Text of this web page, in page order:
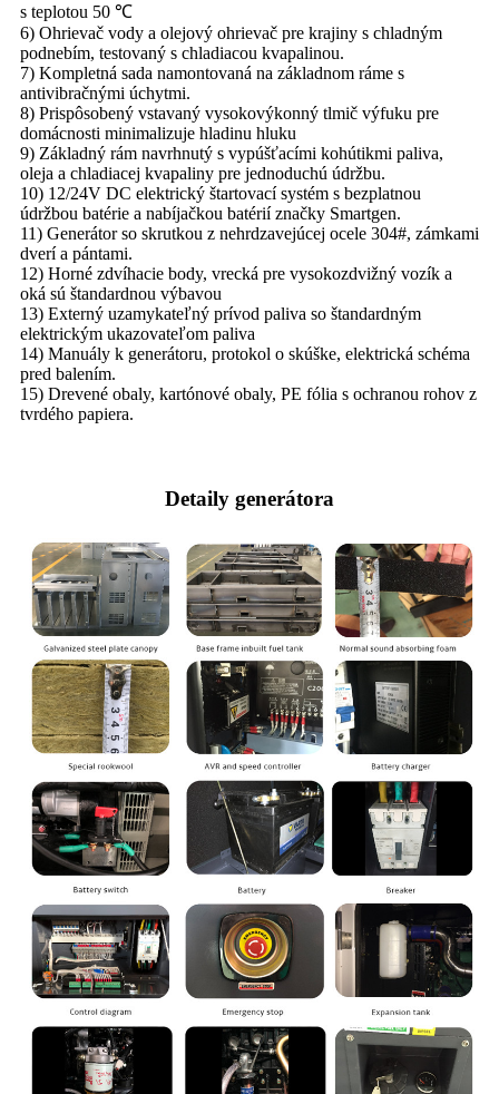
s teplotou 50 ℃
6) Ohrievač vody a olejový ohrievač pre krajiny s chladným
podnebím, testovaný s chladiacou kvapalinou.
7) Kompletná sada namontovaná na základnom ráme s
antivibračnými úchytmi.
8) Prispôsobený vstavaný vysokovýkonný tlmič výfuku pre
domácnosti minimalizuje hladinu hluku
9) Základný rám navrhnutý s vypúšťacími kohútikmi paliva,
oleja a chladiacej kvapaliny pre jednoduchú údržbu.
10) 12/24V DC elektrický štartovací systém s bezplatnou
údržbou batérie a nabíjačkou batérií značky Smartgen.
11) Generátor so skrutkou z nehrdzavejúcej ocele 304#, zámkami
dverí a pántami.
12) Horné zdvíhacie body, vrecká pre vysokozdvižný vozík a
oká sú štandardnou výbavou
13) Externý uzamykateľný prívod paliva so štandardným
elektrickým ukazovateľom paliva
14) Manuály k generátoru, protokol o skúške, elektrická schéma
pred balením.
15) Drevené obaly, kartónové obaly, PE fólia s ochranou rohov z
tvrdého papiera.
Detaily generátora